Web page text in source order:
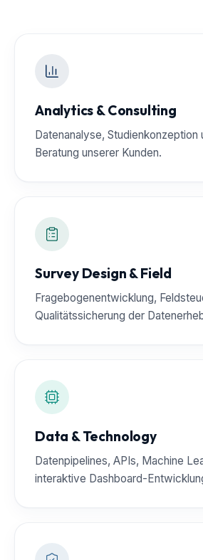
Analytics & Consulting
Datenanalyse,
Beratung unserer Kunden.
Survey Design & Field
Fragebogenentwicklung,
Qualitätssicherung der
Data & Technology
Datenpipelines, APIs, Machine
interaktive Dashboard-